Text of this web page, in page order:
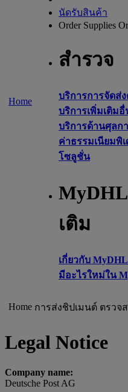
Home
นัดรับสินค้า
Order Supplies
สำรวจ
บริการการจัดส่ง
บริการเพิ่มเติมอื่
บริการด้านศุลก
ค่าธรรมเนียมพิ
โซลูชั่น
เติม
เกี่ยวกับ
มีอะไรใหม่ใน
Home การส่งชิปเมนต์ ตรวจ
Legal Notice
Company name:
Deutsche Post AG